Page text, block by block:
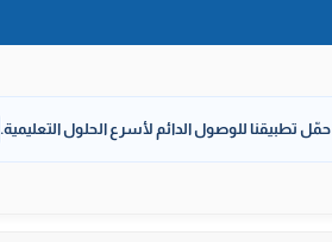
حمّل تطبيقنا للوصول الدائم لأسرع الحلول التعليمية.